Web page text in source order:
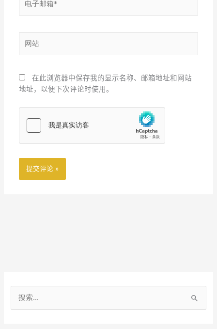
子
箱
站
在此浏览器中保存我的显示名称、邮箱地址和网站
地址，以便下次评论时使用。